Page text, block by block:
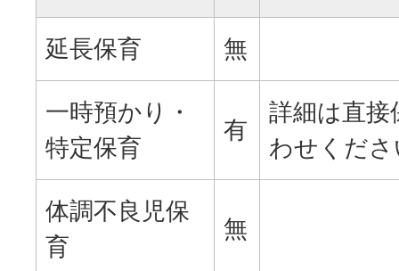
延長保育 無
一時預かり・
特定保育
有
詳細は直接
わせくだ
体調不良児保
育
無